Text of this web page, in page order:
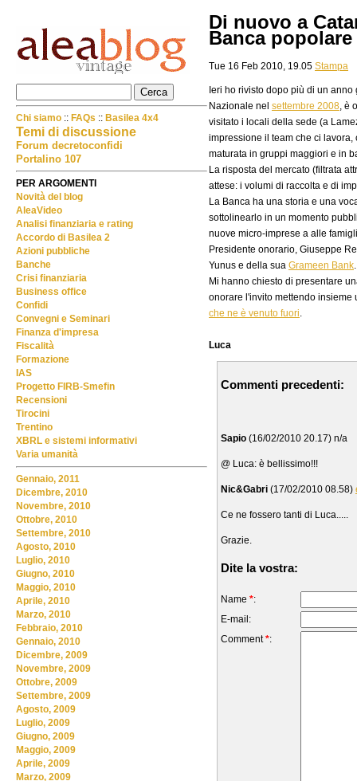
Di nuovo a
Banca
Tue 16 Feb 2010, 19.05 Stampa
Ieri ho rivisto dopo più di un
Nazionale nel settembre 2008, è
visitato i locali della sede (a
impressione il team che ci
maturata in gruppi maggiori e in
La risposta del mercato (filtrata
attese: i volumi di raccolta e di
La Banca ha una storia e una
sottolinearlo in un momento
nuove micro-imprese a alle
Presidente onorario, Giuseppe
Yunus e della sua Grameen Bank.
Mi hanno chiesto di presentare
onorare l'invito mettendo
che ne è venuto fuori.
Luca
Commenti precedenti:
Sapio (16/02/2010 20.17) n/a
@ Luca: è bellissimo!!!
Nic&Gabri (17/02/2010 08.58)
Ce ne fossero tanti di Luca.....
Grazie.
Dite la vostra:
Name *:
E-mail:
Comment*:
Chi siamo :: FAQs :: Basilea 4x4
Temi di discussione
Forum decretoconfidi
Portalino 107
PER ARGOMENTI
Novità del blog
AleaVideo
Analisi finanziaria e rating
Accordo di Basilea 2
Azioni pubbliche
Banche
Crisi finanziaria
Business office
Confidi
Convegni e Seminari
Finanza d'impresa
Fiscalità
Formazione
IAS
Progetto FIRB-Smefin
Recensioni
Tirocini
Trentino
XBRL e sistemi informativi
Varia umanità
Gennaio, 2011
Dicembre, 2010
Novembre, 2010
Ottobre, 2010
Settembre, 2010
Agosto, 2010
Luglio, 2010
Giugno, 2010
Maggio, 2010
Aprile, 2010
Marzo, 2010
Febbraio, 2010
Gennaio, 2010
Dicembre, 2009
Novembre, 2009
Ottobre, 2009
Settembre, 2009
Agosto, 2009
Luglio, 2009
Giugno, 2009
Maggio, 2009
Aprile, 2009
Marzo, 2009